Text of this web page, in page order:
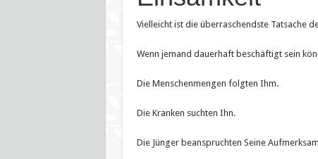
Vielleicht ist die überraschendste Tatsache
Wenn jemand dauerhaft beschäftigt sein
Die Menschenmengen folgten Ihm.
Die Kranken suchten Ihn.
Die Jünger beanspruchten Seine